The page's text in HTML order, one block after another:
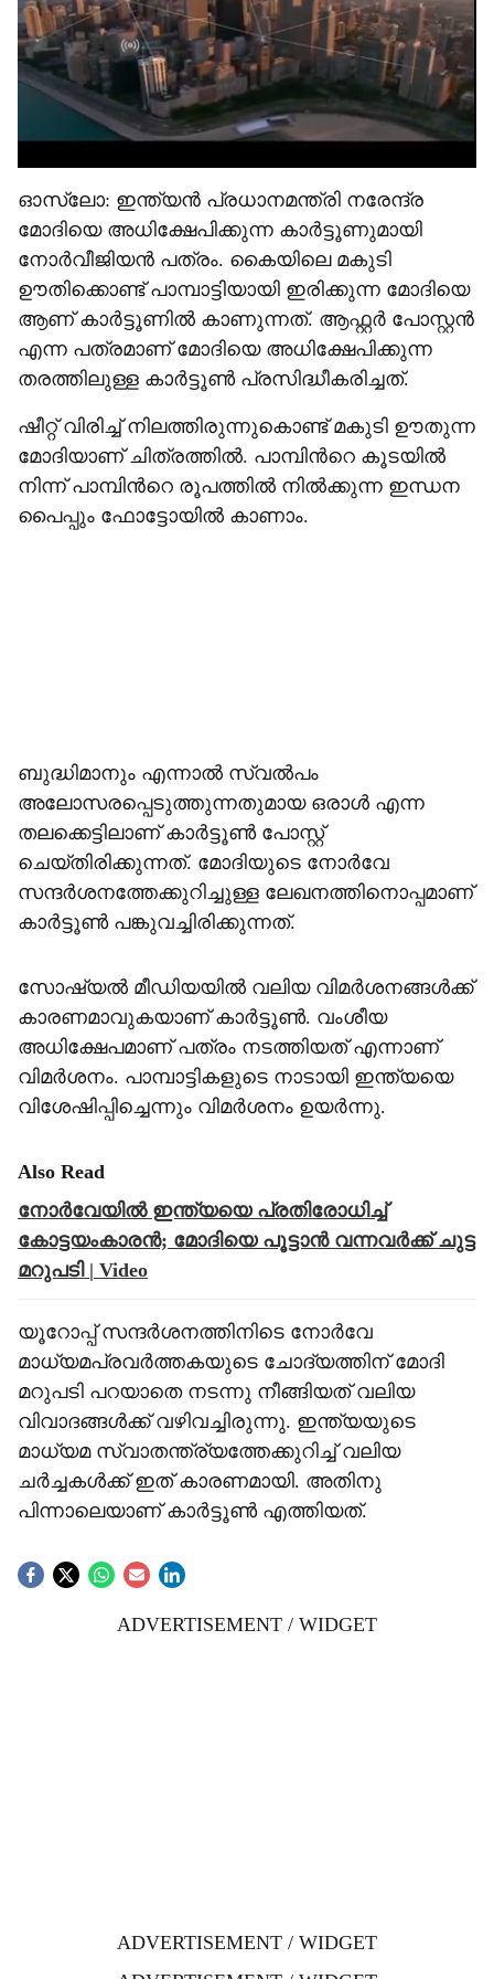
ഓസ്ലോ: ഇന്ത്യൻ പ്രധാനമന്ത്രി നരേന്ദ്ര
മോദിയെ അധിക്ഷേപിക്കുന്ന കാർട്ടൂണുമായി
നോർവീജിയൻ പത്രം. കൈയിലെ മകുടി
ഊതിക്കൊണ്ട് പാമ്പാട്ടിയായി ഇരിക്കുന്ന മോദിയെ
ആണ് കാർട്ടൂണിൽ കാണുന്നത്. ആഫ്റ്റർ പോസ്റ്റൻ
എന്ന പത്രമാണ് മോദിയെ അധിക്ഷേപിക്കുന്ന
തരത്തിലുള്ള കാർട്ടൂൺ പ്രസിദ്ധീകരിച്ചത്.
ഷീറ്റ് വിരിച്ച് നിലത്തിരുന്നുകൊണ്ട് മകുടി ഊതുന്ന
മോദിയാണ് ചിത്രത്തിൽ. പാമ്പിന്‍റെ കൂടയിൽ
നിന്ന് പാമ്പിന്‍റെ രൂപത്തിൽ നിൽക്കുന്ന ഇന്ധന
പൈപ്പും ഫോട്ടോയിൽ കാണാം.
ബുദ്ധിമാനും എന്നാൽ സ്വൽപം
അലോസരപ്പെടുത്തുന്നതുമായ ഒരാൾ എന്ന
തലക്കെട്ടിലാണ് കാർട്ടൂൺ പോസ്റ്റ്
ചെയ്തിരിക്കുന്നത്. മോദിയുടെ നോർവേ
സന്ദർശനത്തേക്കുറിച്ചുള്ള ലേഖനത്തിനൊപ്പമാണ്
കാർട്ടൂൺ പങ്കുവച്ചിരിക്കുന്നത്.
സോഷ്യൽ മീഡിയയിൽ വലിയ വിമർശനങ്ങൾക്ക്
കാരണമാവുകയാണ് കാർ‌ട്ടൂൺ. വംശീയ
അധിക്ഷേപമാണ് പത്രം നടത്തിയത് എന്നാണ്
വിമർശനം. പാമ്പാട്ടികളുടെ നാടായി ഇന്ത്യയെ
വിശേഷിപ്പിച്ചെന്നും വിമർശനം ഉയർന്നു.
Also Read
നോർവേയിൽ ഇന്ത്യയെ പ്രതിരോധിച്ച്
കോട്ടയംകാരൻ; മോദിയെ പൂട്ടാൻ വന്നവർക്ക് ചുട്ട
മറുപടി | Video
യൂറോപ്പ് സന്ദർശനത്തിനിടെ നോർവേ
മാധ്യമപ്രവർത്തകയുടെ ചോദ്യത്തിന് മോദി
മറുപടി പറയാതെ നടന്നു നീങ്ങിയത് വലിയ
വിവാദങ്ങൾക്ക് വഴിവച്ചിരുന്നു. ഇന്ത്യയുടെ
മാധ്യമ സ്വാതന്ത്ര്യത്തേക്കുറിച്ച് വലിയ
ചർച്ചകൾക്ക് ഇത് കാരണമായി. അതിനു
പിന്നാലെയാണ് കാർട്ടൂൺ എത്തിയത്.
ADVERTISEMENT / WIDGET
ADVERTISEMENT / WIDGET